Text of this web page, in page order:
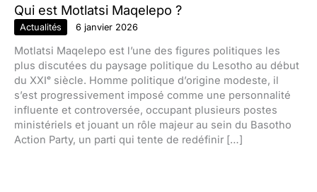
Qui est Motlatsi Maqelepo ?
Actualités 6 janvier 2026
Motlatsi Maqelepo est l’une des figures politiques les
plus discutées du paysage politique du Lesotho au début
du XXIᵉ siècle. Homme politique d’origine modeste, il
s’est progressivement imposé comme une personnalité
influente et controversée, occupant plusieurs postes
ministériels et jouant un rôle majeur au sein du Basotho
Action Party, un parti qui tente de redéfinir […]